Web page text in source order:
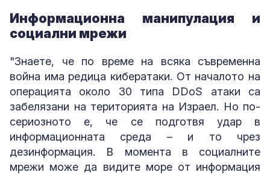
Информационна манипулация и
социални мрежи
"Знаете, че по време на всяка съвременна
война има редица кибератаки. От началото на
операцията около 30 типа DDoS атаки са
забелязани на територията на Израел. Но по-
сериозното е, че се подготвя удар в
информационната среда – и то чрез
дезинформация. В момента в социалните
мрежи може да видите море от информация